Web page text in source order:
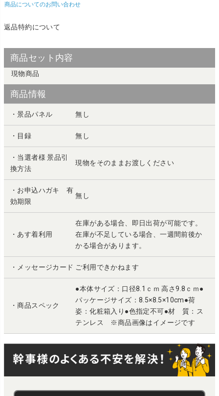
商品についてのお問い合わせ
返品特約について
商品セット内容
現物商品
商品情報
・景品パネル 無し
・目録 無し
・当選者様 景品引
換方法
現物をそのままお渡しください
・お申込ハガキ 有
効期限
無し
・あす着利用
在庫がある場合、即日出荷が可能です。
在庫が不足している場合、一週間前後か
かる場合があります。
・メッセージカード ご利用できかねます
・商品スペック
●本体サイズ：口径8.1ｃｍ 高さ9.8ｃｍ●
パッケージサイズ：8.5×8.5×10cm●荷
姿：化粧箱入り●色指定不可●材 質：ス
テンレス ※商品画像はイメージです